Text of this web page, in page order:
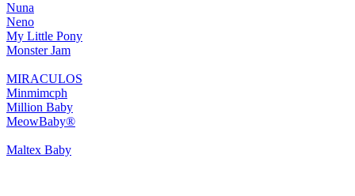
Nuna
Neno
My Little Pony
Monster Jam
MIRACULOS
Minmimcph
Million Baby
MeowBaby®
Maltex Baby